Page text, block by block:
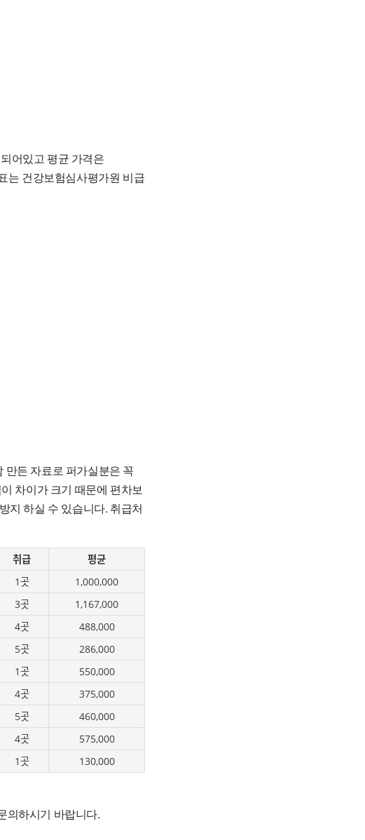
어있고 평균 가격은
는 건강보험심사평가원 비급
만든 자료로 퍼가실분은 꼭
차이가 크기 때문에 편차보
지 하실 수 있습니다. 취급처
취급
평균
1곳
1,000,000
3곳
1,167,000
4곳
488,000
5곳
286,000
1곳
550,000
4곳
375,000
5곳
460,000
4곳
575,000
1곳 130,000
의하시기 바랍니다.